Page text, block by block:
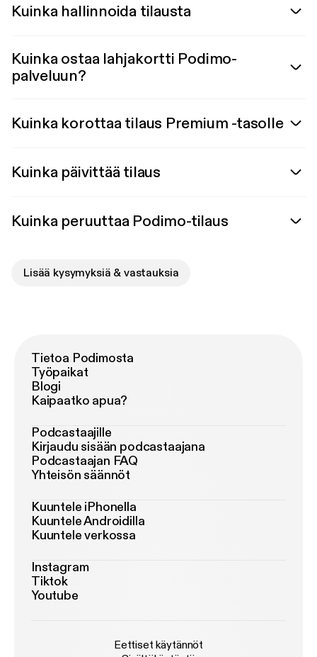
Kuinka hallinnoida tilausta
Kuinka ostaa lahjakortti Podimo-
palveluun?
Kuinka korottaa tilaus Premium -tasolle
Kuinka päivittää tilaus
Kuinka peruuttaa Podimo-tilaus
Lisää kysymyksiä & vastauksia
Tietoa Podimosta
Työpaikat
Blogi
Kaipaatko apua?
Podcastaajille
Kirjaudu sisään podcastaajana
Podcastaajan FAQ
Yhteisön säännöt
Kuuntele iPhonella
Kuuntele Androidilla
Kuuntele verkossa
Instagram
Tiktok
Youtube
Eettiset käytännöt